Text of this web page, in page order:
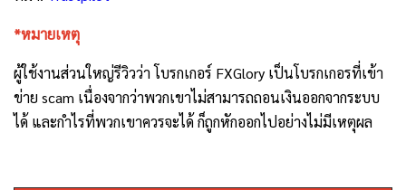
*หมายเหตุ
ผู้ใช้งานส่วนใหญ่รีวิวว่า โบรกเกอร์ FXGlory เป็นโบรกเกอรที่เข้า
ข่าย scam เนื่องจากว่าพวกเขาไม่สามารถถอนเงินออกจากระบบ
ได้ และกำไรที่พวกเขาควรจะได้ ก็ถูกหักออกไปอย่างไม่มีเหตุผล